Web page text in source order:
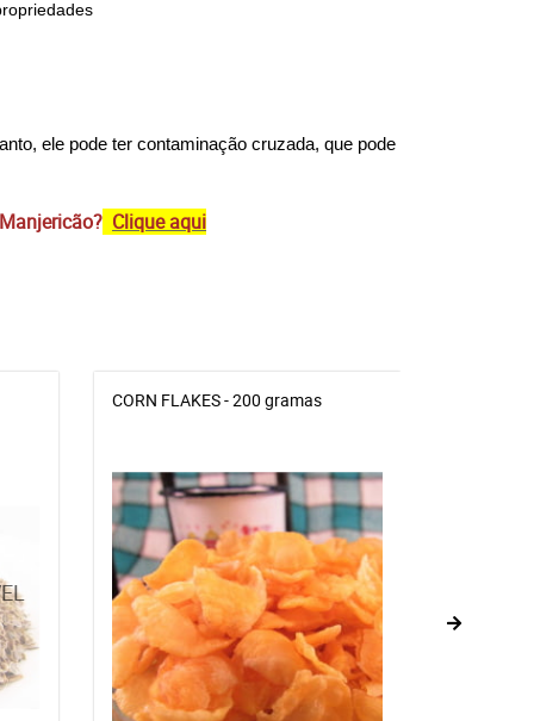
ele pode ter contaminação cruzada, que pode
Clique aqui
CORN FLAKES - 200 gramas